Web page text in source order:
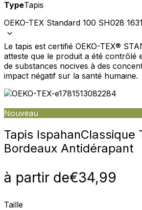
TypeTapis
OEKO-TEX Standard 100 SH028
Le tapis est certifié OEKO-TEX®
atteste que le produit a été contrôlé
de substances nocives à des
impact négatif sur la santé humaine.
Nouveau
Tapis IspahanClassique
Bordeaux Antidérapant
à partir de€34,99
Taille